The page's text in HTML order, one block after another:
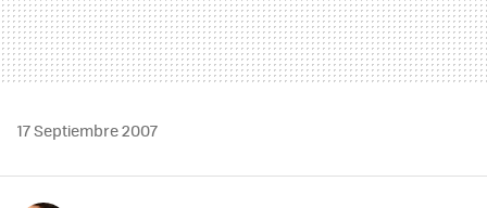
17 Septiembre 2007